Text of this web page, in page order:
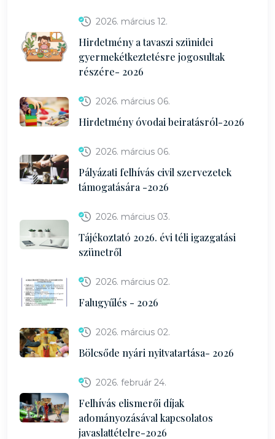
2026. március 12.
Hirdetmény a tavaszi szünidei
gyermekétkeztetésre jogosultak
részére- 2026
2026. március 06.
Hirdetmény óvodai beiratásról-2026
2026. március 06.
Pályázati felhívás civil szervezetek
támogatására -2026
2026. március 03.
Tájékoztató 2026. évi téli igazgatási
szünetről
2026. március 02.
Falugyűlés - 2026
2026. március 02.
Bölcsőde nyári nyitvatartása- 2026
2026. február 24.
Felhívás elismerői díjak
adományozásával kapcsolatos
javaslattételre-2026